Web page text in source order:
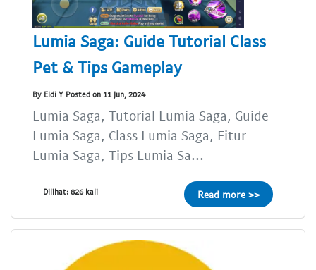
Lumia Saga: Guide Tutorial Class
Pet & Tips Gameplay
By Eldi Y Posted on 11 Jun, 2024
Lumia Saga, Tutorial Lumia Saga, Guide
Lumia Saga, Class Lumia Saga, Fitur
Lumia Saga, Tips Lumia Sa...
Dilihat: 826 kali Read more >>